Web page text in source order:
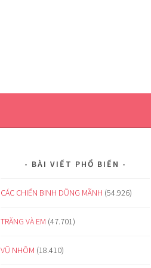
BÀI VIẾT PHỔ BIẾN
CÁC CHIẾN BINH DŨNG MÃNH (54.926)
TRĂNG VÀ EM (47.701)
VŨ NHÔM (18.410)